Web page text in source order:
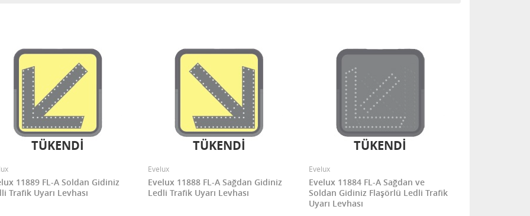
11889 FL-A Soldan Gidiniz
Trafik Uyarı Levhası
TÜKENDİ
Evelux
Evelux 11888 FL-A Sağdan Gidiniz
Ledli Trafik Uyarı Levhası
TÜKENDİ
Evelux
Evelux 11884 FL-A Sağdan ve
Soldan Gidiniz Flaşörlü Ledli Trafik
Uyarı Levhası
TÜKENDİ